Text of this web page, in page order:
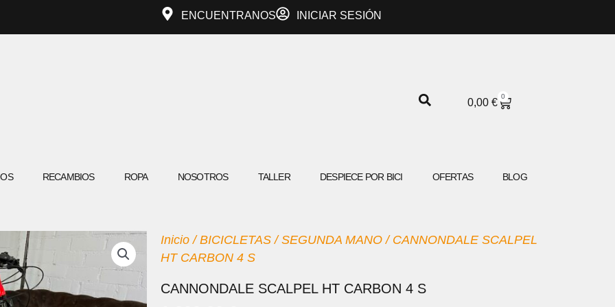
ENCUENTRANOS INICIAR SESIÓN
0,00 €
0
CARRITO
RECAMBIOS ROPA NOSOTROS TALLER DESPIECE POR BICI OFERTAS BLOG
Inicio /BICICLETAS /SEGUNDA MANO / CANNONDALE SCALPEL
HT CARBON 4 S
CANNONDALE SCALPEL HT CARBON 4 S